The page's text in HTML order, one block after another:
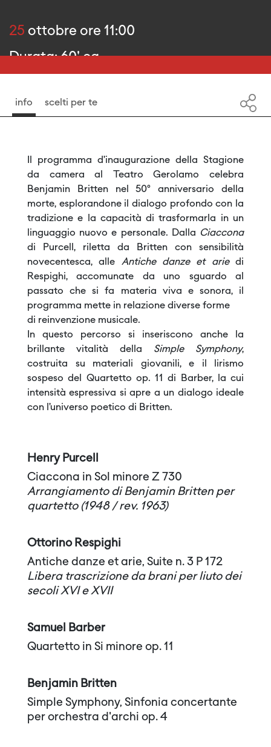
25 ottobre ore 11:00
Durata: 60' ca.
info scelti per te
Il programma d’inaugurazione della Stagione
da camera al Teatro Gerolamo celebra
Benjamin Britten nel 50° anniversario della
morte, esplorandone il dialogo profondo con la
tradizione e la capacità di trasformarla in un
linguaggio nuovo e personale. Dalla Ciaccona
di Purcell, riletta da Britten con sensibilità
novecentesca, alle Antiche danze et ariedi
Respighi, accomunate da uno sguardo al
passato che si fa materia viva e sonora, il
programma mette in relazione diverse forme
di reinvenzione musicale.
In questo percorso si inseriscono anche la
brillante vitalità della Simple Symphony,
costruita su materiali giovanili, e il lirismo
sospeso del Quartetto op. 11 di Barber, la cui
intensità espressiva si apre a un dialogo ideale
con l’universo poetico di Britten.
Henry Purcell
Ciaccona in Sol minore Z 730
Arrangiamento di Benjamin Britten per
quartetto (1948 / rev. 1963)
Ottorino Respighi
Antiche danze et arie, Suite n. 3 P 172
Libera trascrizione da brani per liuto dei
secoli XVI e XVII
Samuel Barber
Quartetto in Si minore op. 11
Benjamin Britten
Simple Symphony, Sinfonia concertante
per orchestra d'archi op. 4